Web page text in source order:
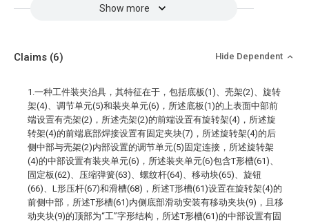
Show more
Claims (6) Hide Dependent
1.一种工件装夹治具，其特征在于，包括底板(1)、壳架(2)、旋转
架(4)、调节单元(5)和装夹单元(6)，所述底板(1)的上表面中部前
端设置有壳架(2)，所述壳架(2)的前端设置有旋转架(4)，所述旋
转架(4)的前端底部焊接设置有固定夹块(7)，所述旋转架(4)的后
侧中部与壳架(2)内部设置的调节单元(5)固定连接，所述旋转架
(4)的中部设置有装夹单元(6)，所述装夹单元(6)包含T形槽(61)、
固定板(62)、压缩弹簧(63)、螺纹杆(64)、移动块(65)、旋钮
(66)、L形压杆(67)和滑槽(68)，所述T形槽(61)设置在旋转架(4)的
前侧中部，所述T形槽(61)内侧底部滑动安装有移动夹块(9)，且移
动夹块(9)的顶部为“工”字形结构，所述T形槽(61)的中部设置有固